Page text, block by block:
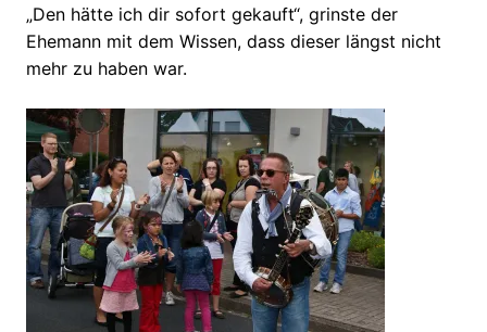
„Den hätte ich dir sofort gekauft“, grinste der
Ehemann mit dem Wissen, dass dieser längst nicht
mehr zu haben war.